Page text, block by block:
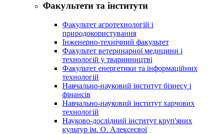
Факультети та інститути
Факультет агротехнологій і
природокористування
Інженерно-технічний факультет
Факультет ветеринарної медицини і
технологій у тваринництві
Факультет енергетики та інформаційних
технологій
Навчально-науковий інститут бізнесу і
фінансів
Навчально-науковий інститут харчових
технологій
Науково-дослідний інститут круп'яних
культур ім. О. Алексеєвої